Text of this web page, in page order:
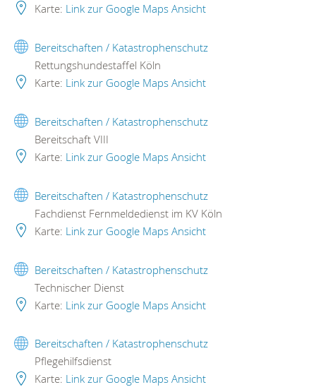
Karte: Link zur Google Maps Ansicht
Bereitschaften / Katastrophenschutz
Rettungshundestaffel Köln
Karte: Link zur Google Maps Ansicht
Bereitschaften / Katastrophenschutz
Bereitschaft VIII
Karte: Link zur Google Maps Ansicht
Bereitschaften / Katastrophenschutz
Fachdienst Fernmeldedienst im KV Köln
Karte: Link zur Google Maps Ansicht
Bereitschaften / Katastrophenschutz
Technischer Dienst
Karte: Link zur Google Maps Ansicht
Bereitschaften / Katastrophenschutz
Pflegehilfsdienst
Karte: Link zur Google Maps Ansicht